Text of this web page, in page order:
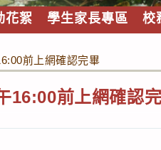
花絮 學生家長專區 校
前上網確認完畢
16:00前上網確認